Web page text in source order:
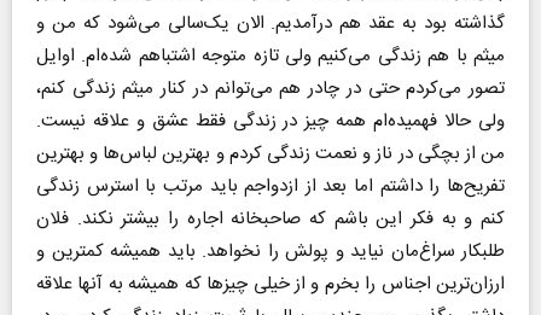
گذاشته بود به عقد هم درآمدیم. الان یک‌سالی می‌شود که من و
میثم با هم زندگی می‌کنیم ولی تازه متوجه اشتباهم شده‌ام. اوایل
تصور می‌کردم حتی در چادر هم می‌توانم در کنار میثم زندگی کنم،
ولی حالا فهمیده‌ام همه چیز در زندگی فقط عشق و علاقه نیست.
من از بچگی در ناز و نعمت زندگی کردم و بهترین لباس‌ها و بهترین
تفریح‌ها را داشتم اما بعد از ازدواجم باید مرتب با استرس زندگی
کنم و به فکر این باشم که صاحبخانه اجاره را بیشتر نکند. فلان
طلبکار سراغ‌مان نیاید و پولش را نخواهد. باید همیشه کمترین و
ارزان‌ترین اجناس را بخرم و از خیلی چیزها که همیشه به آنها علاقه